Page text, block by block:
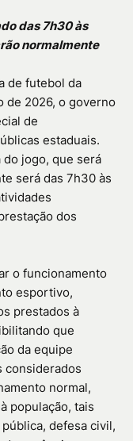
das 7h30 às
normalmente
de futebol da
de 2026, o governo
de
estaduais.
do jogo, que será
será das 7h30 às
dos
o funcionamento
esportivo,
prestados à
que
da equipe
considerados
normal,
população, tais
defesa civil,